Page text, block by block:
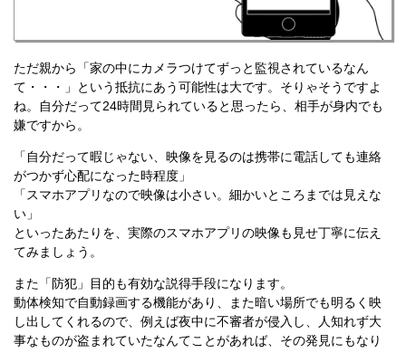
ただ親から「家の中にカメラつけてずっと監視されているなん
て・・・」という抵抗にあう可能性は大です。そりゃそうですよ
ね。自分だって24時間見られていると思ったら、相手が身内でも
嫌ですから。
「自分だって暇じゃない、映像を見るのは携帯に電話しても連絡
がつかず心配になった時程度」
「スマホアプリなので映像は小さい。細かいところまでは見えな
い」
といったあたりを、実際のスマホアプリの映像も見せ丁寧に伝え
てみましょう。
また「防犯」目的も有効な説得手段になります。
動体検知で自動録画する機能があり、また暗い場所でも明るく映
し出してくれるので、例えば夜中に不審者が侵入し、人知れず大
事なものが盗まれていたなんてことがあれば、その発見にもなり